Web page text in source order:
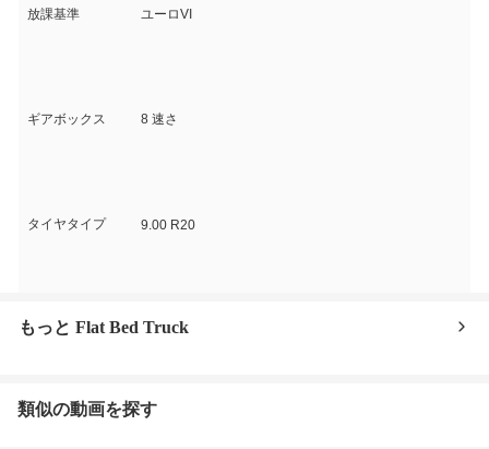
放課基準 ユーロVI
ギアボックス 8 速さ
タイヤタイプ 9.00 R20
もっと Flat Bed Truck
類似の動画を探す